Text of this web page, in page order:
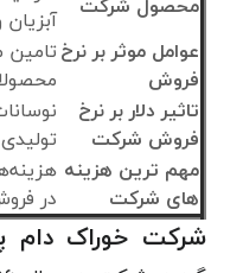
عوامل موثر بر نرخ
فروش
تامین
تاثیر دلار بر نرخ
فروش شرکت
مهم ترین هزینه
های شرکت
در
شرکت خوراک دام